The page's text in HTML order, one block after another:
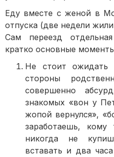
Еду вместе с женой в
отпуска (две недели
Сам переезд
кратко основные
Не стоит ожидать
стороны
совершенно
знакомых «вон у
жопой вернулся»,
заработаешь,
никогда не
вставать и два